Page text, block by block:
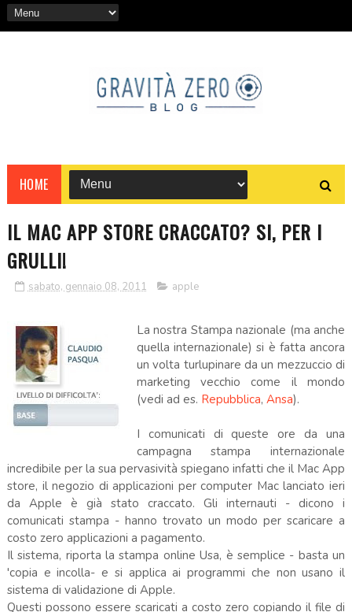
HOME
IL MAC APP STORE CRACCATO? SI, PER I
GRULLI!
sabato, gennaio 08, 2011 apple
La nostra Stampa nazionale (ma anche
quella internazionale) si è fatta ancora
un volta turlupinare da un mezzuccio di
marketing vecchio come il mondo
(vedi ad es. Repubblica, Ansa).
I comunicati di queste ore da una
campagna stampa internazionale
incredibile per la sua pervasività spiegano infatti che il Mac App
store, il negozio di applicazioni per computer Mac lanciato ieri
da Apple è già stato craccato. Gli internauti - dicono i
comunicati stampa - hanno trovato un modo per scaricare a
costo zero applicazioni a pagamento.
Il sistema, riporta la stampa online Usa, è semplice - basta un
'copia e incolla- e si applica ai programmi che non usano il
sistema di validazione di Apple.
Questi possono essere scaricati a costo zero copiando il file di